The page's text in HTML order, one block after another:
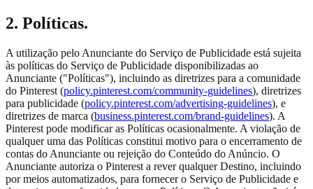
2. Políticas.
A utilização pelo Anunciante do Serviço de Publicidade está sujeita
às políticas do Serviço de Publicidade disponibilizadas ao
Anunciante ("Políticas"), incluindo as diretrizes para a comunidade
do Pinterest (policy.pinterest.com/community-guidelines), diretrizes
para publicidade (policy.pinterest.com/advertising-guidelines), e
diretrizes de marca (business.pinterest.com/brand-guidelines). A
Pinterest pode modificar as Políticas ocasionalmente. A violação de
qualquer uma das Políticas constitui motivo para o encerramento de
contas do Anunciante ou rejeição do Conteúdo do Anúncio. O
Anunciante autoriza o Pinterest a rever qualquer Destino, incluindo
por meios automatizados, para fornecer o Serviço de Publicidade e